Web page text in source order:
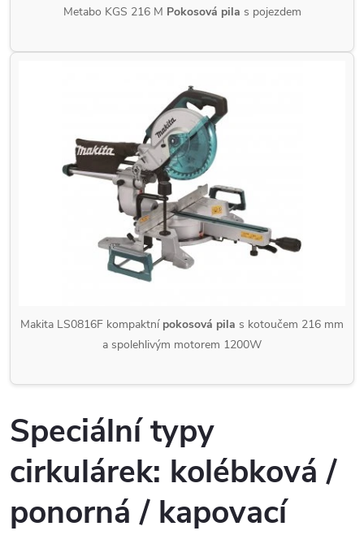
Metabo KGS 216 M Pokosová pila s pojezdem
Makita LS0816F kompaktní pokosová pila s kotoučem 216 mm
a spolehlivým motorem 1200W
Speciální typy
cirkulárek: kolébková /
ponorná / kapovací